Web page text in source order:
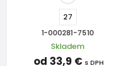
27
1-000281-7510
Skladem
od 33,9 € s DPH